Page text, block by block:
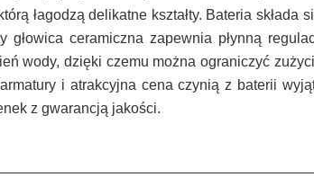
łagodzą delikatne kształty. Bateria składa
ceramiczna zapewnia płynną
wody, dzięki czemu można ograniczyć
i atrakcyjna cena czynią z baterii
z gwarancją jakości.